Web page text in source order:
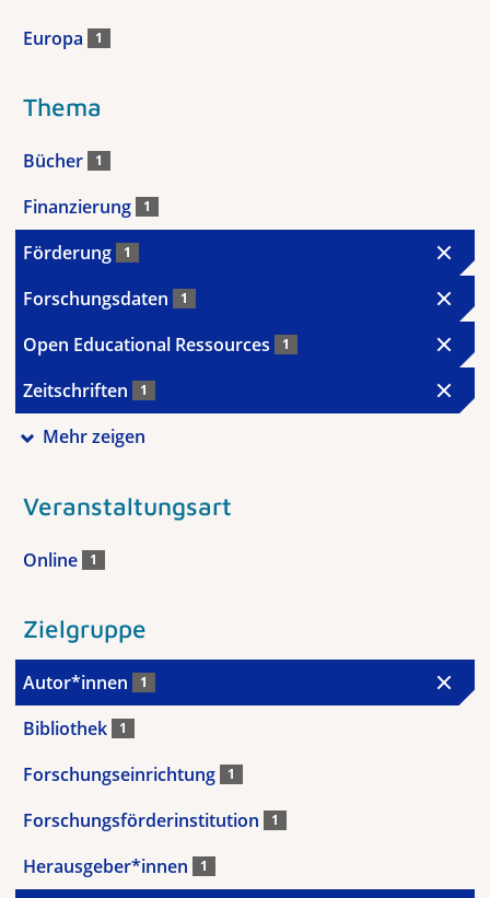
Europa 1
Thema
Bücher 1
Finanzierung 1
Förderung 1
Forschungsdaten 1
Open Educational Ressources 1
Zeitschriften 1
Mehr zeigen
Veranstaltungsart
Online 1
Zielgruppe
Autor*innen 1
Bibliothek 1
Forschungseinrichtung 1
Forschungsförderinstitution 1
Herausgeber*innen 1